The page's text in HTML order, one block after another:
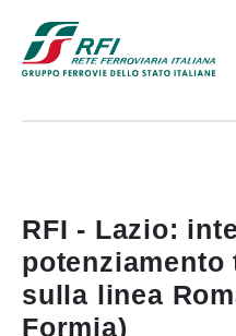
RFI - Lazio:
sulla linea
Formia)